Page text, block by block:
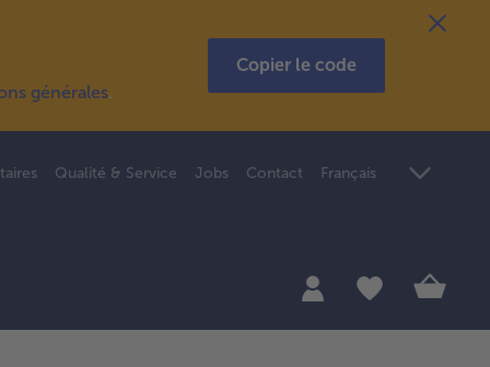
générales.
Copier le code
Qualité & Service Jobs Contact Français